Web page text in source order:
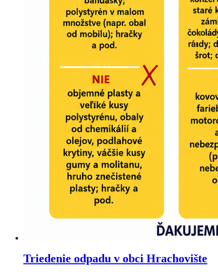
Triedenie odpadu v obci Hrachovište